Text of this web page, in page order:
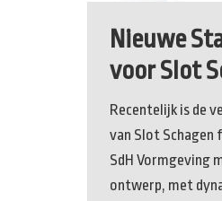
Nieuwe
voor Slot
Recentelijk is de
van Slot Schagen
SdH Vormgeving
ontwerp, met